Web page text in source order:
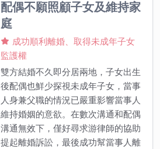
配偶不願照顧子女及維持家
庭
成功順利離婚、取得未成年子女
監護權
雙方結婚不久即分居兩地，子女出生
後配偶也鮮少探視未成年子女，當事
人身兼父職的情況已嚴重影響當事人
維持婚姻的意欲。在數次溝通和配偶
溝通無效下，僅好尋求游律師的協助
提起離婚訴訟，最後成功幫當事人離